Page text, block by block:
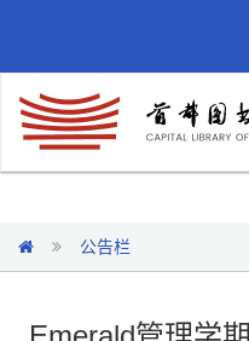
公告栏